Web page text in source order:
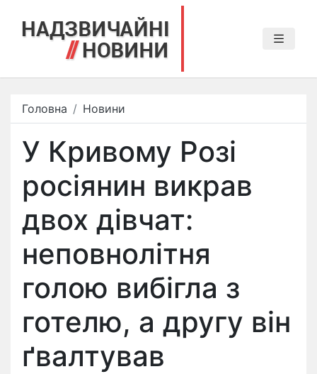
Головна Новини
У Кривому Розі
росіянин викрав
двох дівчат:
неповнолітня
голою вибігла з
готелю, а другу він
ґвалтував